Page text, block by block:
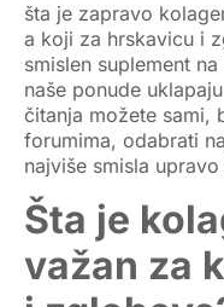
šta je zapravo
a koji za hrskavicu i
smislen suplement
naše ponude
čitanja možete sami,
forumima, odabrati
najviše smisla
Šta je
važan za